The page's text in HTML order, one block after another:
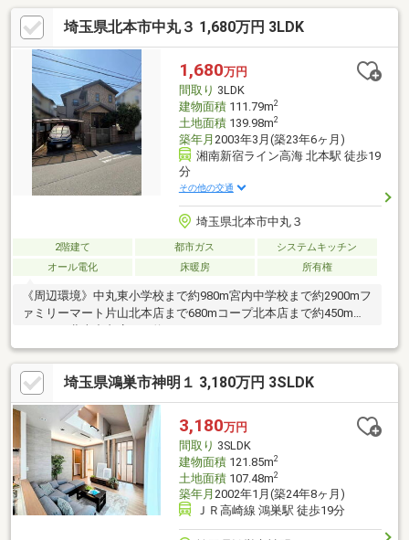
埼玉県北本市中丸３ 1,680万円 3LDK
1,680万円
間取り 3LDK
建物面積111.79m2
土地面積139.98m2
築年月 2003年3月(築23年6ヶ月)
湘南新宿ライン高海 北本駅 徒歩19
分
その他の交通
埼玉県北本市中丸３
2階建て 都市ガス
システムキッチン
オール電化
床暖房 所有権
《周辺環境》中丸東小学校まで約980m宮内中学校まで約2900mフ
ァミリーマート片山北本店まで680mコープ北本店まで約450mウ
エルシア北本中丸店まで約580m
埼玉県鴻巣市神明１ 3,180万円 3SLDK
3,180万円
間取り 3SLDK
建物面積121.85m2
土地面積107.48m2
築年月 2002年1月(築24年8ヶ月)
ＪＲ高崎線 鴻巣駅 徒歩19分